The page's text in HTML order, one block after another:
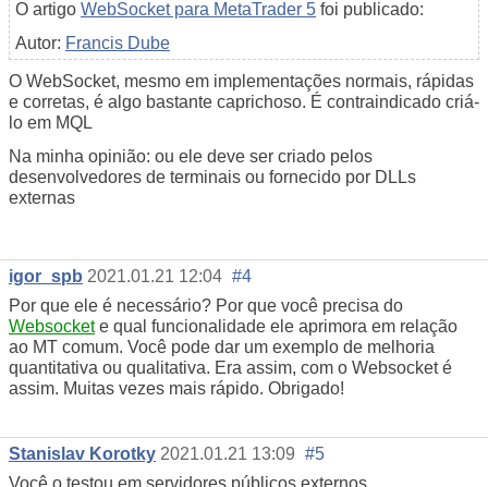
O artigo WebSocket para MetaTrader 5 foi publicado:
Autor: Francis Dube
O WebSocket, mesmo em implementações normais, rápidas
e corretas, é algo bastante caprichoso. É contraindicado criá-
lo em MQL
Na minha opinião: ou ele deve ser criado pelos
desenvolvedores de terminais ou fornecido por DLLs
externas
igor_spb 2021.01.21 12:04 #4
Por que ele é necessário? Por que você precisa do
Websockete qual funcionalidade ele aprimora em relação
ao MT comum. Você pode dar um exemplo de melhoria
quantitativa ou qualitativa. Era assim, com o Websocket é
assim. Muitas vezes mais rápido. Obrigado!
Stanislav Korotky 2021.01.21 13:09 #5
Você o testou em servidores públicos externos,